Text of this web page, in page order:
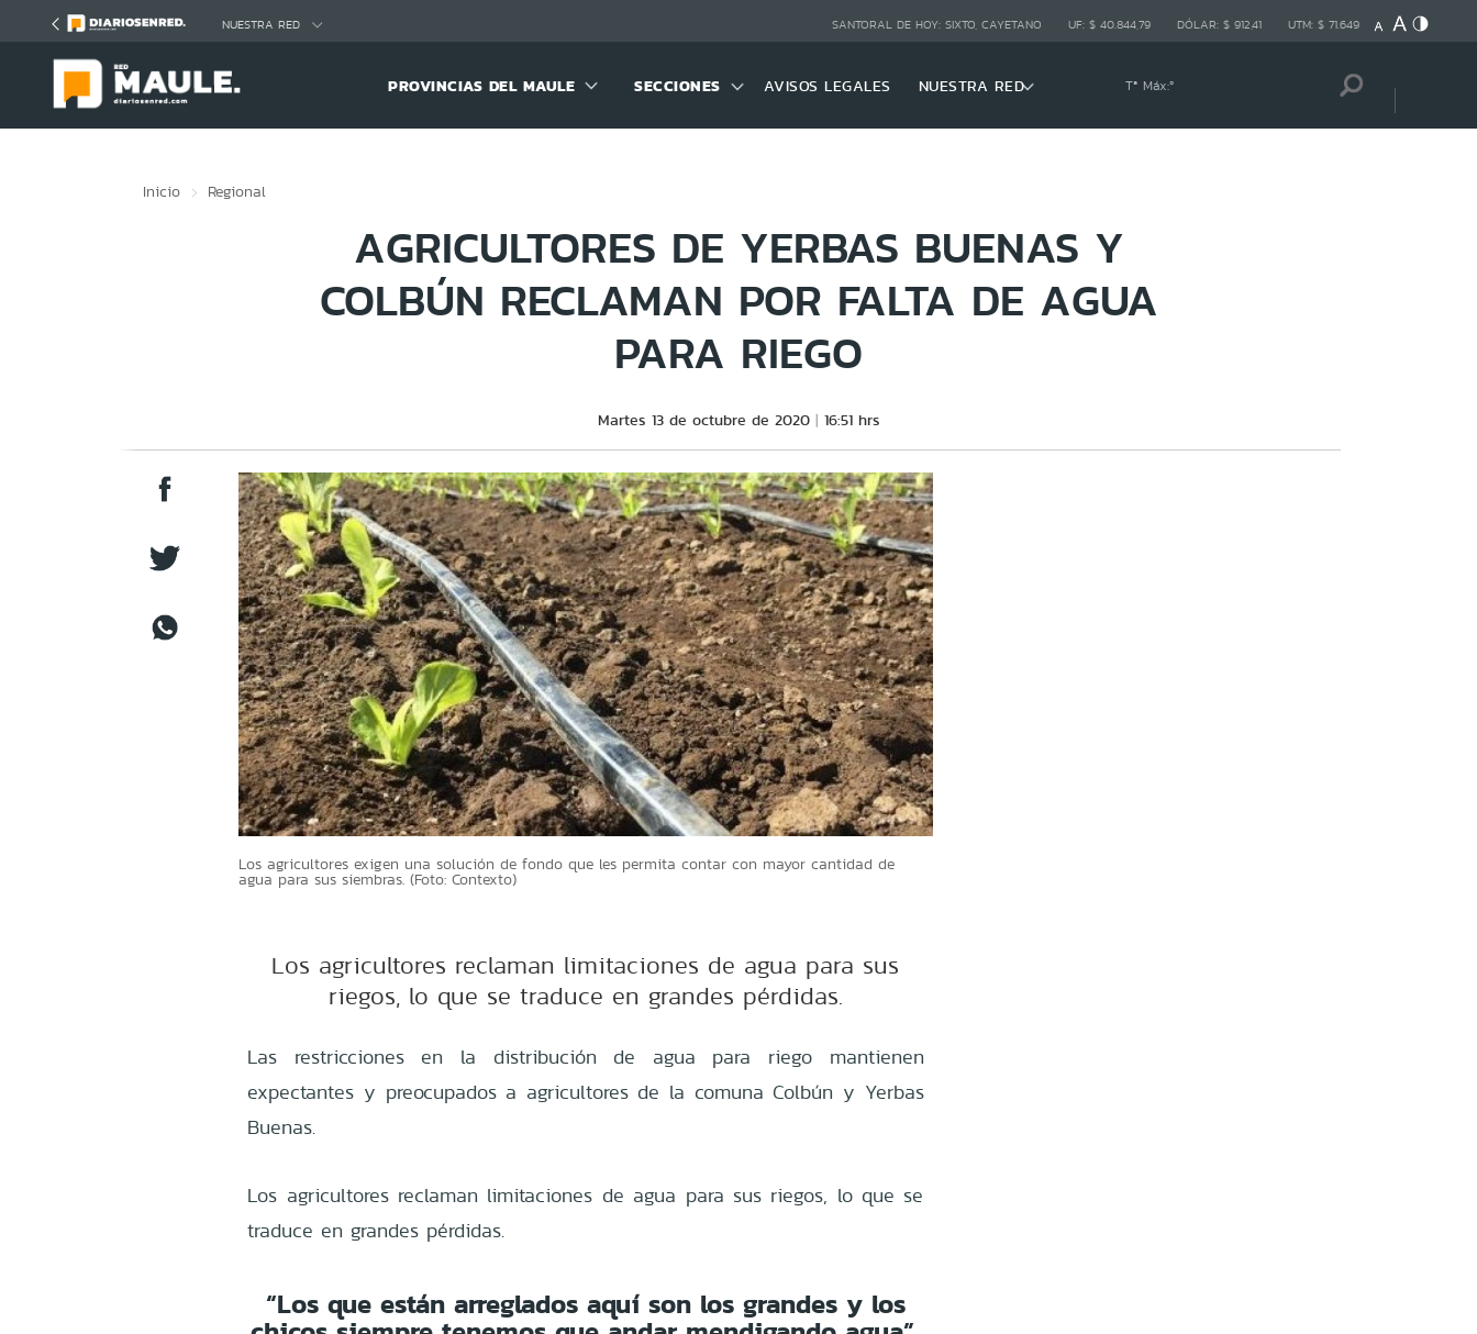
NUESTRA RED SANTORAL DE HOY: SIXTO, CAYETANO UF: $ 40.844,79 DÓLAR: $ 912,41 UTM: $ 71.649
PROVINCIAS DEL MAULE SECCIONES AVISOS LEGALES NUESTRA RED Tª Máx:º
Inicio Regional
AGRICULTORES DE YERBAS BUENAS Y
COLBÚN RECLAMAN POR FALTA DE AGUA
PARA RIEGO
Martes 13 de octubre de 2020 16:51 hrs
Los agricultores exigen una solución de fondo que les permita contar con mayor cantidad de
agua para sus siembras. (Foto: Contexto)
Los agricultores reclaman limitaciones de agua para sus
riegos, lo que se traduce en grandes pérdidas.
Las restricciones en la distribución de agua para riego mantienen
expectantes y preocupados a agricultores de la comuna Colbún y Yerbas
Buenas.
Los agricultores reclaman limitaciones de agua para sus riegos, lo que se
traduce en grandes pérdidas.
“Los que están arreglados aquí son los grandes y los